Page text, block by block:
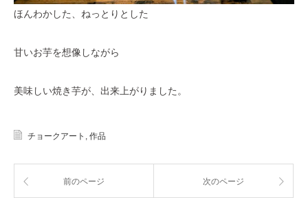
ほんわかした、ねっとりとした
甘いお芋を想像しながら
美味しい焼き芋が、出来上がりました。
チョークアート , 作品
前のページ 次のページ